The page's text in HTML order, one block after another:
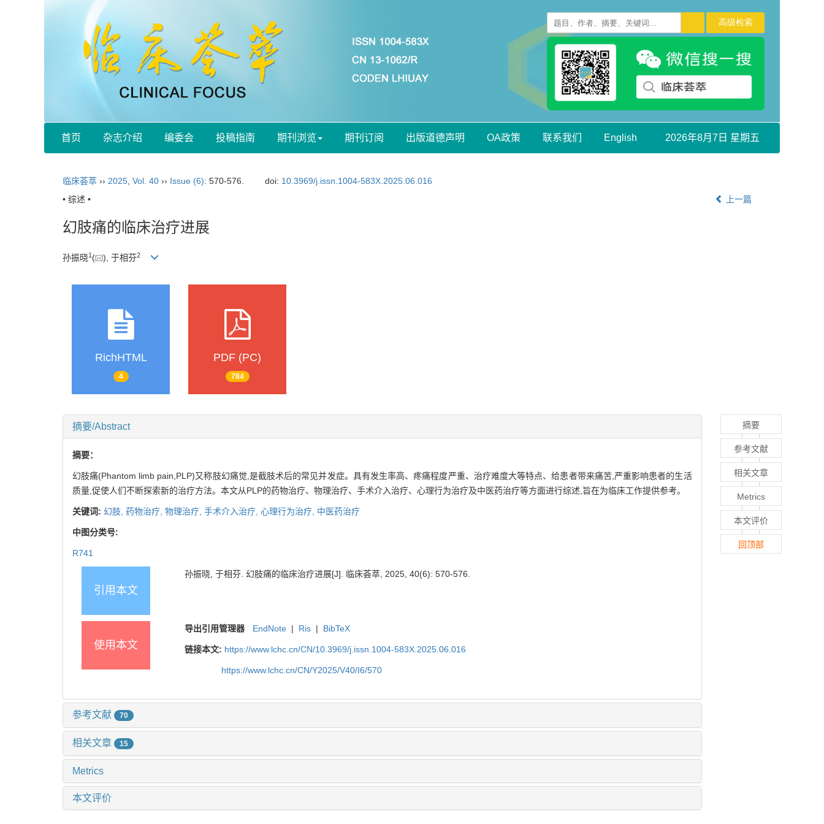
首页 杂志介绍 编委会 投稿指南 期刊浏览 期刊订阅 出版道德声明 OA政策 联系我们 English 2026年8月7日 星期五
临床荟萃 ›› 2025 Vol. 40 ›› Issue (6): 570-576. doi: 10.3969/j.issn.1004-583X.2025.06.016
• 综述 •
上一篇
幻肢痛的临床治疗进展
孙振晓1 ( ), 于相芬2
RichHTML
4
PDF (PC)
784
摘要/Abstract
摘要：
幻肢痛(Phantom limb pain,PLP)又称肢幻痛觉,是截肢术后的常见并发症。具有发生率高、疼痛程度严重、治疗难度大等特点、给患者带来痛苦,严重影响患者的生活
质量,促使人们不断探索新的治疗方法。本文从PLP的药物治疗、物理治疗、手术介入治疗、心理行为治疗及中医药治疗等方面进行综述,旨在为临床工作提供参考。
关键词: 幻肢, 药物治疗, 物理治疗, 手术介入治疗, 心理行为治疗, 中医药治疗
中图分类号:
R741
引用本文
孙振晓, 于相芬. 幻肢痛的临床治疗进展[J]. 临床荟萃, 2025, 40(6): 570-576.
使用本文
导出引用管理器 EndNote | Ris | BibTeX
链接本文: https://www.lchc.cn/CN/10.3969/j.issn.1004-583X.2025.06.016
https://www.lchc.cn/CN/Y2025/V40/I6/570
参考文献 70
相关文章 15
Metrics
本文评价
摘要
参考文献
相关文章
Metrics
本文评价
回顶部